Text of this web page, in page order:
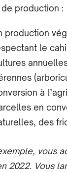
production :
production
le
à
en
des
vous
2022. Vous